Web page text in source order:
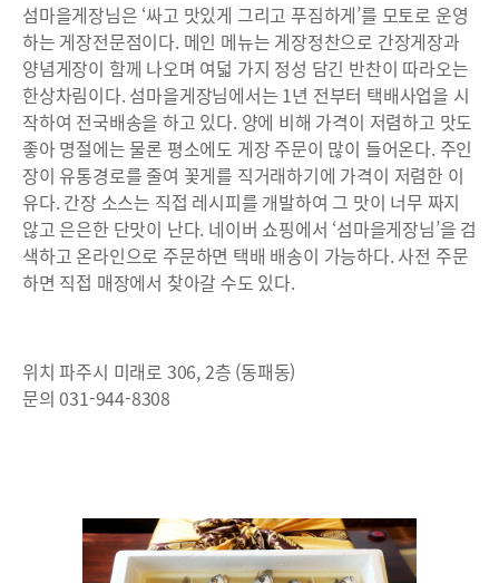
섬마을게장님은 ‘싸고 맛있게 그리고 푸짐하게’를 모토로 운영
하는 게장전문점이다. 메인 메뉴는 게장정찬으로 간장게장과
양념게장이 함께 나오며 여덟 가지 정성 담긴 반찬이 따라오는
한상차림이다. 섬마을게장님에서는 1년 전부터 택배사업을 시
작하여 전국배송을 하고 있다. 양에 비해 가격이 저렴하고 맛도
좋아 명절에는 물론 평소에도 게장 주문이 많이 들어온다. 주인
장이 유통경로를 줄여 꽃게를 직거래하기에 가격이 저렴한 이
유다. 간장 소스는 직접 레시피를 개발하여 그 맛이 너무 짜지
않고 은은한 단맛이 난다. 네이버 쇼핑에서 ‘섬마을게장님’을 검
색하고 온라인으로 주문하면 택배 배송이 가능하다. 사전 주문
하면 직접 매장에서 찾아갈 수도 있다.
위치 파주시 미래로 306, 2층 (동패동)
문의 031-944-8308